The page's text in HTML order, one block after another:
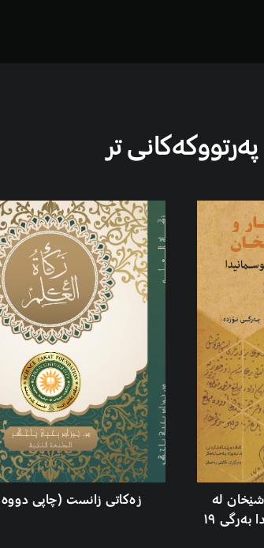
پەرتووكەكانی تر
لە
١٩
زەکاتی زانست (چاپی